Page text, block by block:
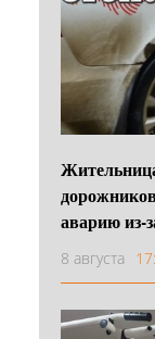
аварию из-
8 августа